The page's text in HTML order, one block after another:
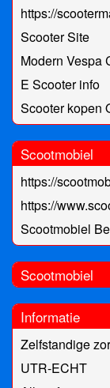
https://
Scooter Site
Modern Vespa
E Scooter info
Scooter kopen
Scootmobiel
https://
https://
Scootmobiel
Scootmobiel
Informatie
Zelfstandige
UTR-ECHT